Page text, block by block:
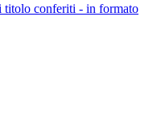
titolo conferiti - in formato